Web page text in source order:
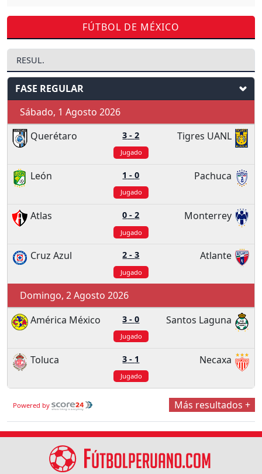
FÚTBOL DE MÉXICO
RESUL.
FASE REGULAR
Sábado, 1 Agosto 2026
Querétaro
3 -2 Tigres UANL
Jugado
León 1 -0 Pachuca
Jugado
Atlas 0 -2 Monterrey
Jugado
Cruz Azul 2 -3 Atlante
Jugado
Domingo, 2 Agosto 2026
América México
3 -0 Santos Laguna
Jugado
Toluca 3 - 1 Necaxa
Jugado
Powered by Más resultados +